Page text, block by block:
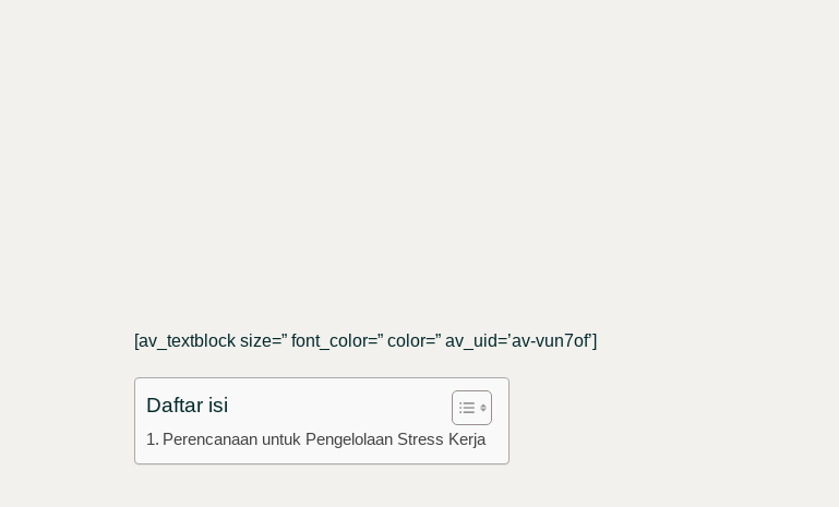
[av_textblock size=” font_color=” color=” av_uid=’av-vun7of’]
Daftar isi
Perencanaan untuk Pengelolaan Stress Kerja